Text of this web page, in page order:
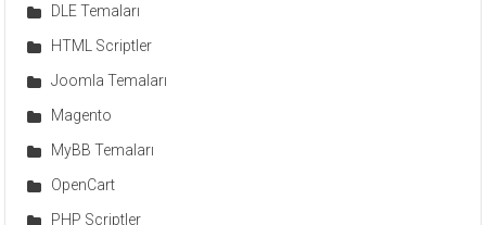
DLE Temaları
HTML Scriptler
Joomla Temaları
Magento
MyBB Temaları
OpenCart
PHP Scriptler